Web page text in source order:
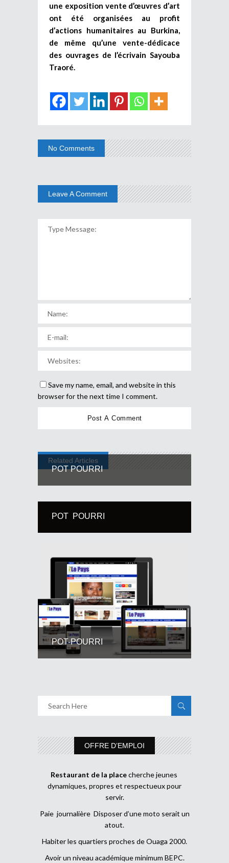
une exposition vente d’œuvres d’art
ont été organisées au profit
d’actions humanitaires au Burkina,
de même qu’une vente-dédicace
des ouvrages de l’écrivain Sayouba
Traoré.
No Comments
Leave A Comment
Save my name, email, and website in this
browser for the next time I comment.
Related Articles
POT POURRI
POT POURRI
POT-POURRI
OFFRE D’EMPLOI
Restaurant de la placecherche jeunes
dynamiques, propres et respectueux pour
servir.
Paie journalière Disposer d’une moto serait un
atout.
Habiter les quartiers proches de Ouaga 2000.
Avoir un niveau académique minimum BEPC.